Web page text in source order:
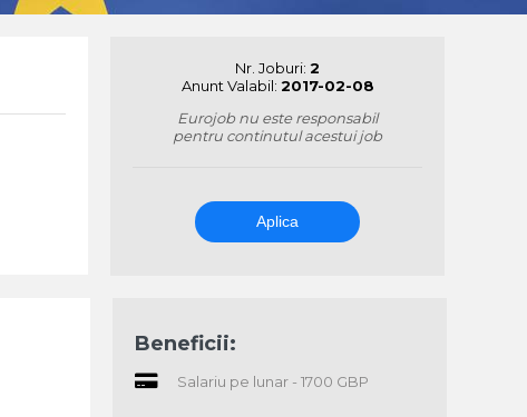
Nr. Joburi: 2
Anunt Valabil: 2017-02-08
Eurojob nu este responsabil
pentru continutul acestui job
Aplica
Beneficii:
Salariu pe lunar - 1700 GBP